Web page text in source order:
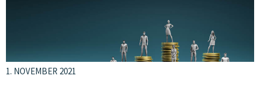
1. NOVEMBER 2021